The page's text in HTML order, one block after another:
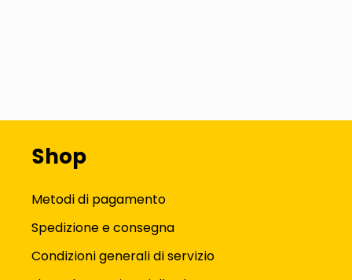
Shop
Metodi di pagamento
Spedizione e consegna
Condizioni generali di servizio